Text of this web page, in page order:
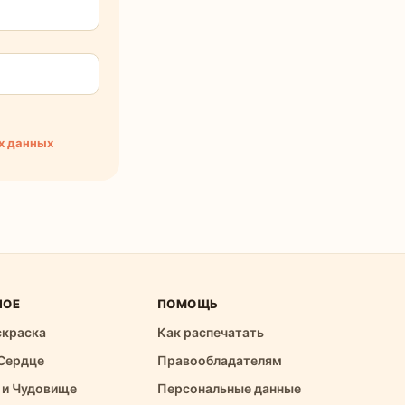
данных
Чудовище
ПОМОЩЬ
Как распечатать
Правообладателям
Персональные данные